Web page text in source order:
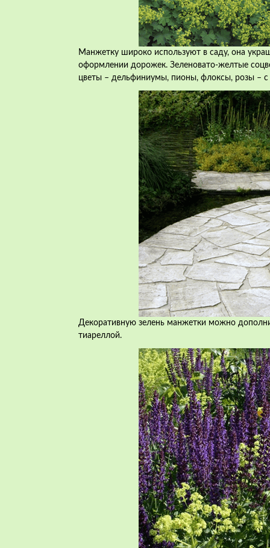
Манжетку широко используют в саду, она
оформлении дорожек. Зеленовато-желтые
цветы – дельфиниумы, пионы, флоксы, розы –
Декоративную зелень манжетки можно
тиареллой.